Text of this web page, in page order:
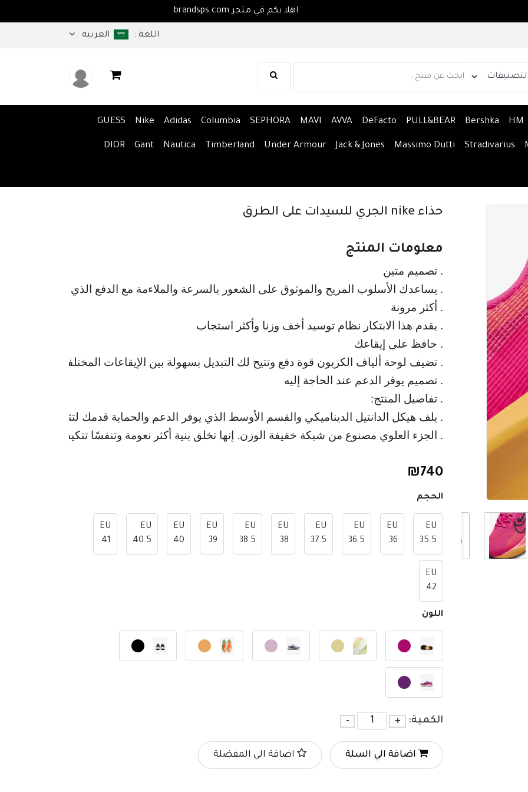
اهلا بكم في متجر brandsps.com
اللغة : العربية
HM
Bershka
PULL&BEAR
DeFacto
AVVA
MAVI
SEPHORA
Columbia
Adidas
Nike
GUESS
Stradivarius
Massimo Dutti
Jack & Jones
Under Armour
Timberland
Nautica
Gant
DIOR
حذاء nike الجري للسيدات على الطرق
معلومات المنتج
. تصميم متين
. يساعدك الأسلوب المريح والموثوق على الشعور بالسرعة والملاءمة مع الدفع الذي يوفره
. يقدم هذا الابتكار نظام توسيد أخف وزنا وأكثر استجاب
. الجزء العلوي مصنوع من شبكة خفيفة الوزن. إنها تخلق بنية أكثر نعومة وتنفسًا تتكيف مع قدمك.
₪740
الحجم
EU
35.5
EU
36
EU
36.5
EU
37.5
EU
38
EU
38.5
EU
39
EU
40
EU
40.5
EU
41
EU
42
اللون
الكمية: +
-
اضافة الي السلة اضافة الي المفضلة